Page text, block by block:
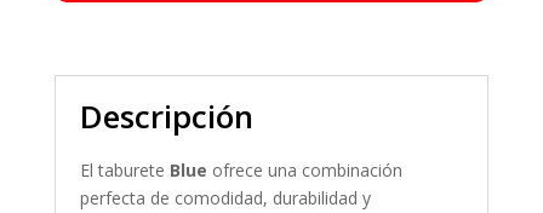
Descripción
El taburete Blue ofrece una combinación
perfecta de comodidad, durabilidad y